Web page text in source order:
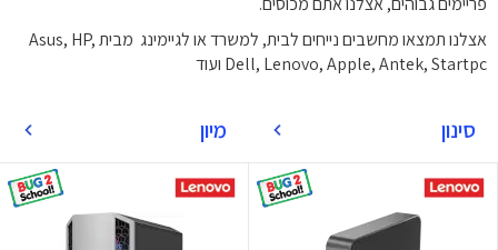
אצלנו תמצאו מחשבים נייחים לבית, למשרד או לגיימינג מבית Asus, HP,
Dell, Lenovo, Apple, Antek, Startpc ועוד
סינון מיון